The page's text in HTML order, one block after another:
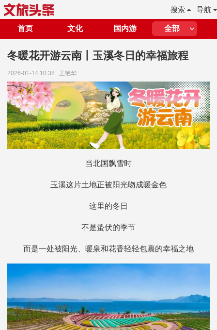
导航
搜索
首页 文化 国内游 全部
冬暖花开游云南丨玉溪冬日的幸福旅程
2026-01-14 10:38 王艳华
当北国飘雪时
玉溪这片土地正被阳光吻成暖金色
这里的冬日
不是蛰伏的季节
而是一处被阳光、暖泉和花香轻轻包裹的幸福之地